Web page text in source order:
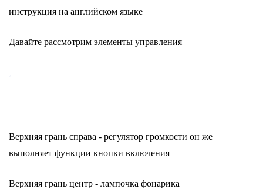
инструкция на английском языке
Давайте рассмотрим элементы управления
Верхняя грань справа - регулятор громкости он же
выполняет функции кнопки включения
Верхняя грань центр - лампочка фонарика